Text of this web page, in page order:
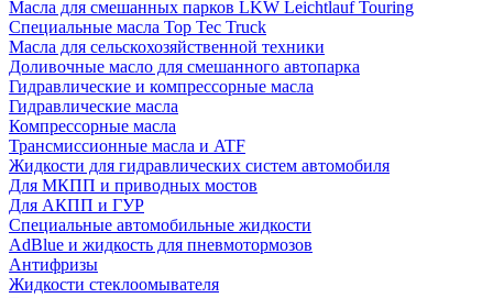
Масла для смешанных парков LKW Leichtlauf Touring
Специальные масла Top Tec Truck
Масла для сельскохозяйственной техники
Доливочные масло для смешанного автопарка
Гидравлические и компрессорные масла
Гидравлические масла
Компрессорные масла
Трансмиссионные масла и ATF
Жидкости для гидравлических систем автомобиля
Для МКПП и приводных мостов
Для АКПП и ГУР
Специальные автомобильные жидкости
AdBlue и жидкость для пневмотормозов
Антифризы
Жидкости стеклоомывателя